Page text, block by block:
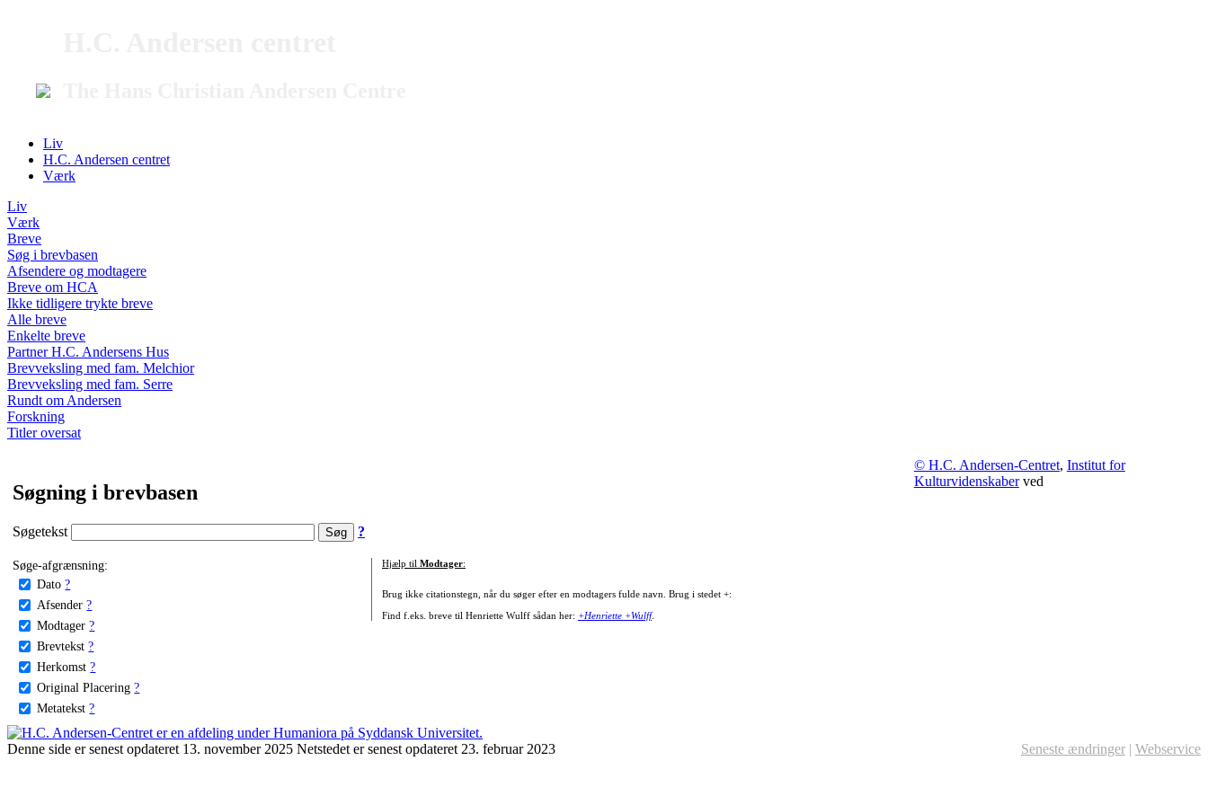
Liv
H.C. Andersen centret
Værk
Liv
Værk
Breve
Søg i brevbasen
Afsendere og modtagere
Breve om HCA
Ikke tidligere trykte breve
Alle breve
Enkelte breve
Partner H.C. Andersens Hus
Brevveksling med fam. Melchior
Brevveksling med fam. Serre
Rundt om Andersen
Forskning
Titler oversat
Søgning i brevbasen
Søgetekst ?
Søge-afgrænsning:
Dato ?
Afsender ?
Modtager ?
Brevtekst ?
Herkomst ?
Original Placering ?
Metatekst ?
Hjælp til Modtager:
Brug ikke citationstegn, når du søger efter en modtagers fulde navn. Brug i stedet +:
Find f.eks. breve til Henriette Wulff sådan her: +Henriette +Wulff.
© H.C. Andersen-Centret, Institut for
Kulturvidenskaberved
Denne side er senest opdateret 13. november 2025 Netstedet er senest opdateret 23. februar 2023 Seneste ændringer | Webservice